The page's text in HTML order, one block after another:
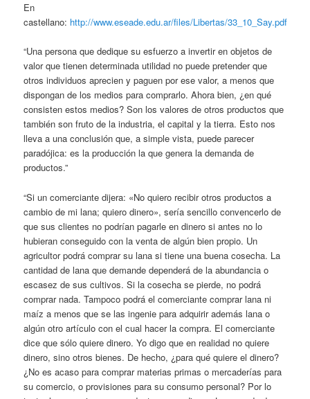
En
castellano: http://www.eseade.edu.ar/files/Libertas/33_10_Say.pdf
“Una persona que dedique su esfuerzo a invertir en objetos de
valor que tienen determinada utilidad no puede pretender que
otros individuos aprecien y paguen por ese valor, a menos que
dispongan de los medios para comprarlo. Ahora bien, ¿en qué
consisten estos medios? Son los valores de otros productos que
también son fruto de la industria, el capital y la tierra. Esto nos
lleva a una conclusión que, a simple vista, puede parecer
paradójica: es la producción la que genera la demanda de
productos.”
“Si un comerciante dijera: «No quiero recibir otros productos a
cambio de mi lana; quiero dinero», sería sencillo convencerlo de
que sus clientes no podrían pagarle en dinero si antes no lo
hubieran conseguido con la venta de algún bien propio. Un
agricultor podrá comprar su lana si tiene una buena cosecha. La
cantidad de lana que demande dependerá de la abundancia o
escasez de sus cultivos. Si la cosecha se pierde, no podrá
comprar nada. Tampoco podrá el comerciante comprar lana ni
maíz a menos que se las ingenie para adquirir además lana o
algún otro artículo con el cual hacer la compra. El comerciante
dice que sólo quiere dinero. Yo digo que en realidad no quiere
dinero, sino otros bienes. De hecho, ¿para qué quiere el dinero?
¿No es acaso para comprar materias primas o mercaderías para
su comercio, o provisiones para su consumo personal? Por lo